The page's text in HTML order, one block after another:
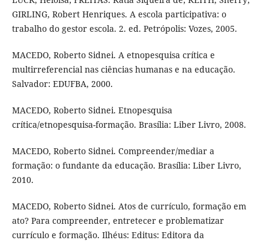
GIRLING, Robert Henriques. A escola participativa: o
trabalho do gestor escola. 2. ed. Petrópolis: Vozes, 2005.
MACEDO, Roberto Sidnei. A etnopesquisa crítica e
multirreferencial nas ciências humanas e na educação.
Salvador: EDUFBA, 2000.
MACEDO, Roberto Sidnei. Etnopesquisa
crítica/etnopesquisa-formação. Brasília: Liber Livro, 2008.
MACEDO, Roberto Sidnei. Compreender/mediar a
formação: o fundante da educação. Brasília: Liber Livro,
2010.
MACEDO, Roberto Sidnei. Atos de currículo, formação em
ato? Para compreender, entretecer e problematizar
currículo e formação. Ilhéus: Editus: Editora da